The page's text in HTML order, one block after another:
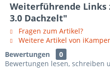
Weiterführende Links
3.0 Dachzelt"
Fragen zum Artikel?
Weitere Artikel von iKamper
Bewertungen
0
Bewertungen lesen, schreiben